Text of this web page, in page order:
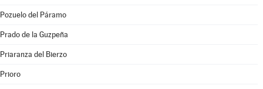
Pozuelo del Páramo
Prado de la Guzpeña
Priaranza del Bierzo
Prioro